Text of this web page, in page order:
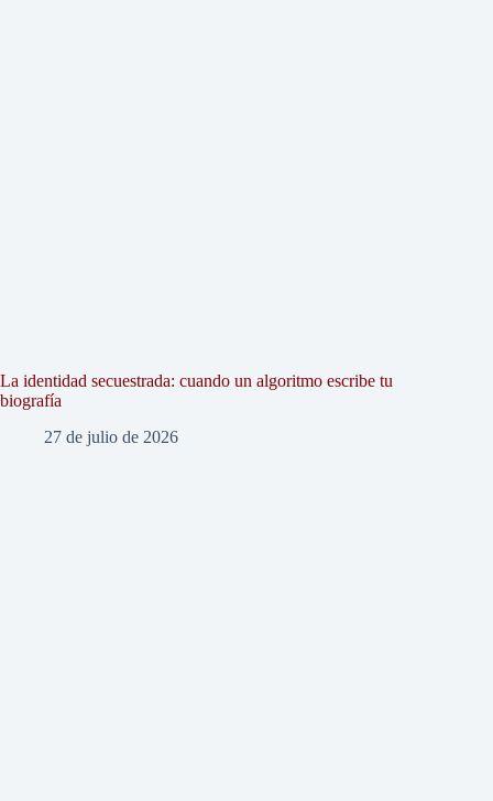
La identidad secuestrada: cuando un algoritmo escribe tu
biografía
27 de julio de 2026